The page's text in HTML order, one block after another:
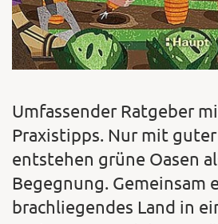
Umfassender Ratgeber
Praxistipps. Nur mit
entstehen grüne Oasen
Begegnung. Gemeinsam
brachliegendes Land in